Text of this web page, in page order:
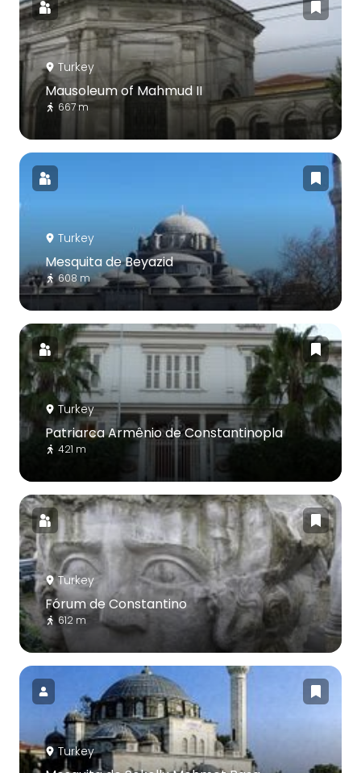
Turkey
Mausoleum of Mahmud II
667 m
Turkey
Mesquita de Beyazid
608 m
Turkey
Patriarca Armênio de Constantinopla
421 m
Turkey
Fórum de Constantino
612 m
Turkey